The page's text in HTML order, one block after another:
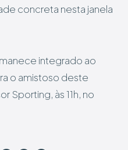
concreta nesta janela
integrado ao
o amistoso deste
Sporting, às 11h, no